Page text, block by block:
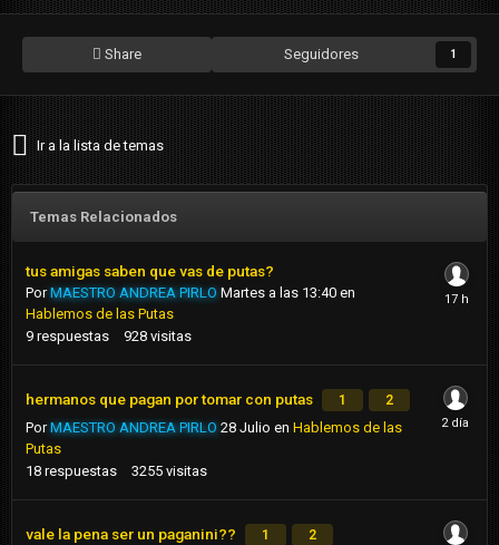
Share Seguidores 1
Ir a la lista de temas
Temas Relacionados
tus amigas saben que vas de putas?
PorMAESTRO ANDREA PIRLO Martes a las 13:40 en
Hablemos de las Putas
9 respuestas 928 visitas
hermanos que pagan por tomar con putas 1 2
PorMAESTRO ANDREA PIRLO 28 Julio en Hablemos de las
Putas
18 respuestas 3255 visitas
vale la pena ser un paganini?? 1 2